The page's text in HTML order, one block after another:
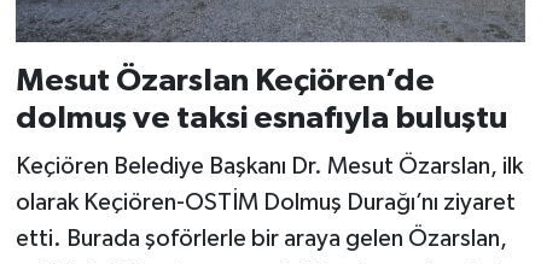
Mesut Özarslan Keçiören’de
dolmuş ve taksi esnafıyla buluştu
Keçiören Belediye Başkanı Dr. Mesut Özarslan, ilk
olarak Keçiören-OSTİM Dolmuş Durağı’nı ziyaret
etti. Burada şoförlerle bir araya gelen Özarslan,